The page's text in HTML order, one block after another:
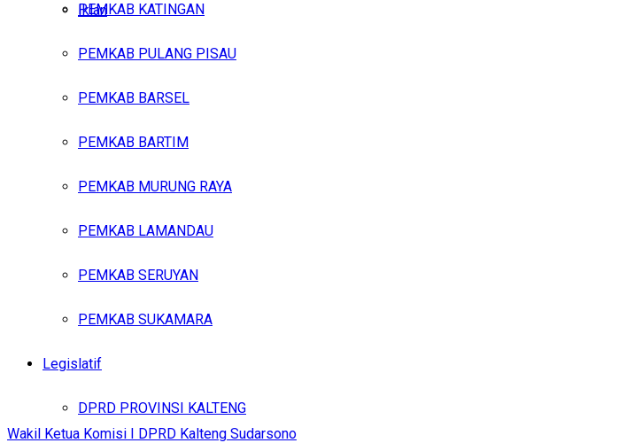
Iklan
Minggu, Agustus 9, 2026
PEMKAB KATINGAN
PEMKAB PULANG PISAU
PEMKAB BARSEL
PEMKAB BARTIM
PEMKAB MURUNG RAYA
PEMKAB LAMANDAU
PEMKAB SERUYAN
PEMKAB SUKAMARA
Legislatif
DPRD PROVINSI KALTENG
Wakil Ketua Komisi I DPRD Kalteng Sudarsono